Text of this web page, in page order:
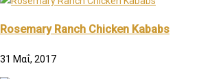
Rosemary Ranch Chicken Kababs
31 Μαΐ, 2017